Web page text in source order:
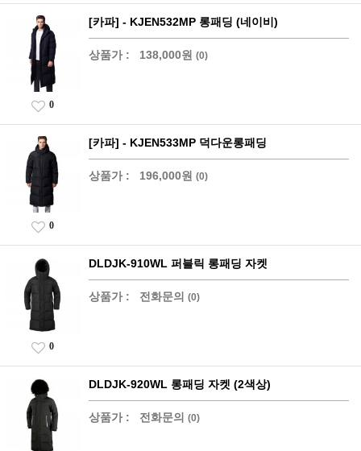
[카파] - KJEN532MP 롱패딩 (네이비)
상품가 : 138,000원 (0)
0
[카파] - KJEN533MP 덕다운롱패딩
상품가 : 196,000원 (0)
0
DLDJK-910WL 퍼블릭 롱패딩 자켓
상품가 : 전화문의 (0)
0
DLDJK-920WL 롱패딩 자켓 (2색상)
상품가 : 전화문의 (0)